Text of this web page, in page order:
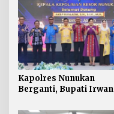
Kapolres Nunukan
Berganti, Bupati Irwan
Jaga Stabilitas Wilayah